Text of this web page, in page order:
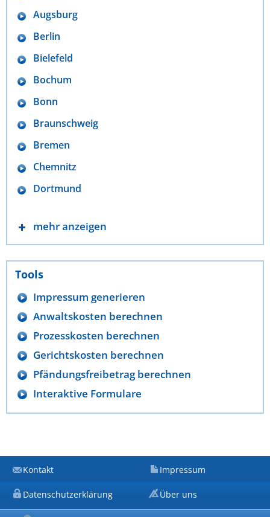
Augsburg
Berlin
Bielefeld
Bochum
Bonn
Braunschweig
Bremen
Chemnitz
Dortmund
mehr anzeigen
Tools
Impressum generieren
Anwaltskosten berechnen
Prozesskosten berechnen
Gerichtskosten berechnen
Pfändungsfreibetrag berechnen
Interaktive Formulare
Kontakt Impressum
Datenschutzerklärung Über uns